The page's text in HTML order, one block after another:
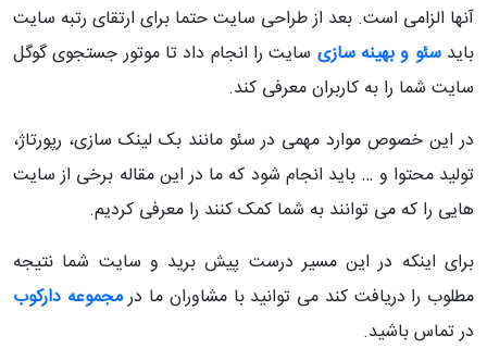
آنها الزامی است. بعد از طراحی سایت حتما برای ارتقای رتبه سایت
بایدسئو و بهینه سازی سایت را انجام داد تا موتور جستجوی گوگل
سایت شما را به کاربران معرفی کند.
در این خصوص موارد مهمی در سئو مانند بک لینک سازی، رپورتاژ،
تولید محتوا و … باید انجام شود که ما در این مقاله برخی از سایت
هایی را که می توانند به شما کمک کنند را معرفی کردیم.
برای اینکه در این مسیر درست پیش برید و سایت شما نتیجه
مطلوب را دریافت کند می توانید با مشاوران ما درمجموعه دارکوب
در تماس باشید.